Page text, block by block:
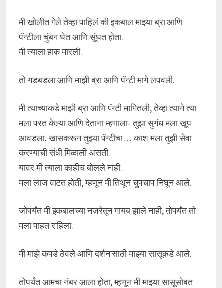
मी खोलीत गेले तेव्हा पाहिलं की इकबाल माझ्या ब्रा आणि
पॅन्टीला चुंबन घेत आणि सूंघत होता.
मी त्याला हाक मारली.
तो गडबडला आणि माझी ब्रा आणि पॅन्टी मागे लपवली.
मी त्याच्याकडे माझी ब्रा आणि पॅन्टी मागितली, तेव्हा त्याने त्या
मला परत केल्या आणि देताना म्हणाला- तुझा सुगंध मला खूप
आवडला. खासकरून तुझ्या पॅन्टीचा… काश मला तुझी सेवा
करण्याची संधी मिळाली असती.
यावर मी त्याला काहीच बोलले नाही.
मला लाज वाटत होती, म्हणून मी तिथून चुपचाप निघून आले.
जोपर्यंत मी इकबालच्या नजरेतून गायब झाले नाही, तोपर्यंत तो
मला पाहत राहिला.
मी माझे कपडे ठेवले आणि दर्शनासाठी माझ्या सासूकडे आले.
तोपर्यंत आमचा नंबर आला होता, म्हणून मी माझ्या सासूसोबत